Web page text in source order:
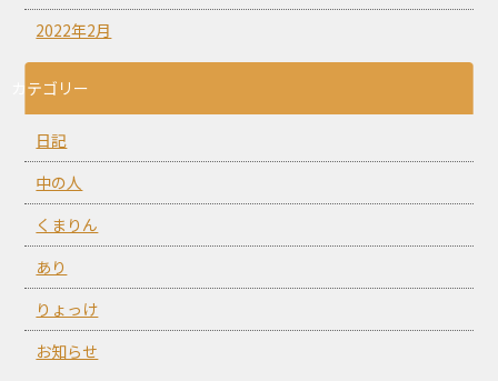
2022年2月
カテゴリー
日記
中の人
くまりん
あり
りょっけ
お知らせ